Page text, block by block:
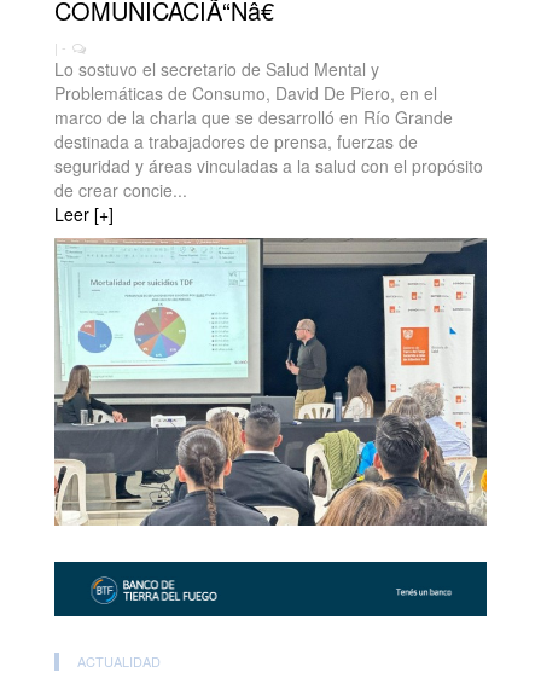
COMUNICACIÃ“Nâ€
| -
Lo sostuvo el secretario de Salud Mental y
Problemáticas de Consumo, David De Piero, en el
marco de la charla que se desarrolló en Río Grande
destinada a trabajadores de prensa, fuerzas de
seguridad y áreas vinculadas a la salud con el propósito
de crear concie...
Leer [+]
ACTUALIDAD